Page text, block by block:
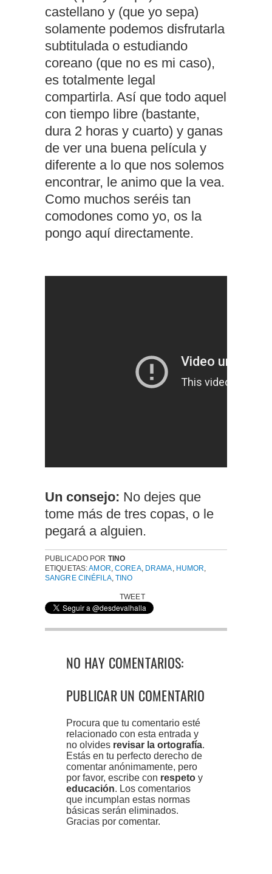
castellano y (que yo sepa)
solamente podemos disfrutarla
subtitulada o estudiando
coreano (que no es mi caso),
es totalmente legal
compartirla. Así que todo aquel
con tiempo libre (bastante,
dura 2 horas y cuarto) y ganas
de ver una buena película y
diferente a lo que nos solemos
encontrar, le animo que la vea.
Como muchos seréis tan
comodones como yo, os la
pongo aquí directamente.
Un consejo: No dejes que
tome más de tres copas, o le
pegará a alguien.
PUBLICADO POR TINO
ETIQUETAS:AMOR,COREA, DRAMA, HUMOR,
SANGRE CINÉFILA,TINO
TWEET
NO HAY COMENTARIOS:
PUBLICAR UN COMENTARIO
Procura que tu comentario esté
relacionado con esta entrada y
no olvides revisar la ortografía.
Estás en tu perfecto derecho de
comentar anónimamente, pero
por favor, escribe con respeto y
educación. Los comentarios
que incumplan estas normas
básicas serán eliminados.
Gracias por comentar.